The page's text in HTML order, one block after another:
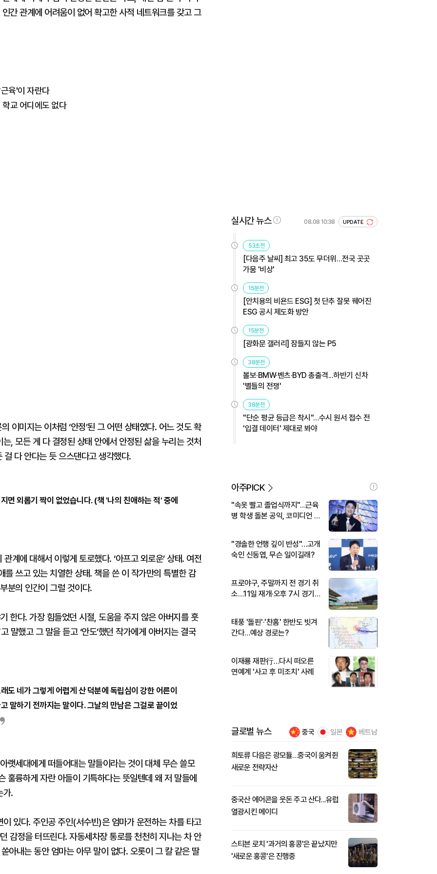
간 관계에 어려움이 없어 확고한 사적 네트워크를 갖고 그
육'이 자란다
교 어디에도 없다
이미지는 이처럼 ‘안정’된 그 어떤 상태였다. 어느 것도 확
, 모든 게 다 결정된 상태 안에서 안정된 삶을 누리는 것처
다 안다는 듯 으스댄다고 생각했다.
면 외롭기 짝이 없었습니다. (책 '나의 친애하는 적' 중에
계에 대해서 이렇게 토로했다. ‘아프고 외로운’ 상태. 여전
쓰고 있는 치열한 상태. 책을 쓴 이 작가만의 특별한 감
분의 인간이 그럴 것이다.
한다. 가장 힘들었던 시절, 도움을 주지 않은 아버지를 훗
말했고 그 말을 듣고 ‘안도’했던 작가에게 아버지는 결국
도 네가 그렇게 어렵게 산 덕분에 독립심이 강한 어른이
말하기 전까지는 말이다. 그날의 만남은 그걸로 끝이었
랫세대에게 떠들어대는 말들이라는 것이 대체 무슨 쓸모
훌륭하게 자란 아들이 기특하다는 뜻일텐데 왜 저 말들에
가.
이 있다. 주인공 주인(서수빈)은 엄마가 운전하는 차를 타고
감정을 터뜨린다. 자동세차장 통로를 천천히 지나는 차 안
아내는 동안 엄마는 아무 말이 없다. 오롯이 그 칼 같은 딸
실시간 뉴스 08.08 10:38 UPDATE
53초전
[다음주 날씨] 최고 35도 무더위…전국 곳곳
가뭄 '비상'
15분전
[안치용의 비욘드 ESG] 첫 단추 잘못 꿰어진
ESG 공시 제도화 방안
15분전
[광화문 갤러리] 잠들지 않는 P5
38분전
볼보·BMW·벤츠·BYD 총출격...하반기 신차
'별들의 전쟁'
38분전
"단순 평균 등급은 착시"…수시 원서 접수 전
'입결 데이터' 제대로 봐야
아주PICK
"속옷 빨고 졸업식까지"…근육
병 학생 돌본 공익, 코미디언 김
"경솔한 언행 깊이 반성"…고개
숙인 신동엽, 무슨 일이길래?
프로야구, 주말까지 전 경기 취
소…11일 재개·오후 7시 경기
태풍 '돌핀'·'찬홈' 한반도 빗겨
간다…예상 경로는?
이재룡 재판行…다시 떠오른
연예계 '사고 후 미조치' 사례
글로벌 뉴스 중국 일본 베트남
희토류 다음은 광모듈…중국이 움켜쥔
새로운 전략자산
중국산 에어콘을 웃돈 주고 산다...유럽
열광시킨 메이디
스티븐 로치 '과거의 홍콩'은 끝났지만
'새로운 홍콩'은 진행중